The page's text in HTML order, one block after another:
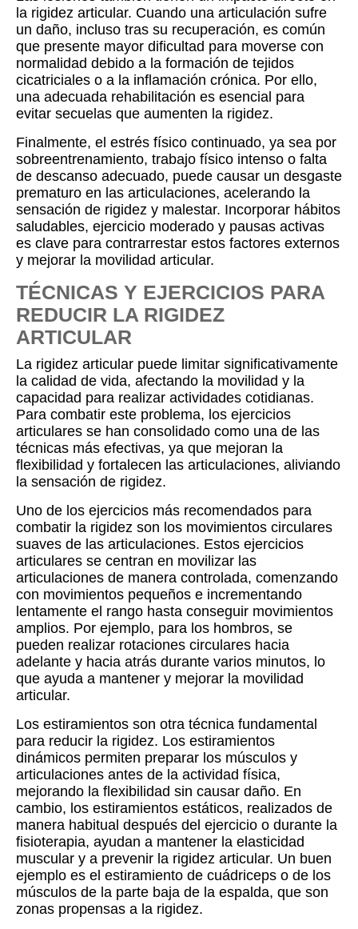
la rigidez articular. Cuando una articulación sufre
un daño, incluso tras su recuperación, es común
que presente mayor dificultad para moverse con
normalidad debido a la formación de tejidos
cicatriciales o a la inflamación crónica. Por ello,
una adecuada rehabilitación es esencial para
evitar secuelas que aumenten la rigidez.
Finalmente, el estrés físico continuado, ya sea por
sobreentrenamiento, trabajo físico intenso o falta
de descanso adecuado, puede causar un desgaste
prematuro en las articulaciones, acelerando la
sensación de rigidez y malestar. Incorporar hábitos
saludables, ejercicio moderado y pausas activas
es clave para contrarrestar estos factores externos
y mejorar la movilidad articular.
TÉCNICAS Y EJERCICIOS PARA
REDUCIR LA RIGIDEZ
ARTICULAR
La rigidez articular puede limitar significativamente
la calidad de vida, afectando la movilidad y la
capacidad para realizar actividades cotidianas.
Para combatir este problema, los ejercicios
articulares se han consolidado como una de las
técnicas más efectivas, ya que mejoran la
flexibilidad y fortalecen las articulaciones, aliviando
la sensación de rigidez.
Uno de los ejercicios más recomendados para
combatir la rigidez son los movimientos circulares
suaves de las articulaciones. Estos ejercicios
articulares se centran en movilizar las
articulaciones de manera controlada, comenzando
con movimientos pequeños e incrementando
lentamente el rango hasta conseguir movimientos
amplios. Por ejemplo, para los hombros, se
pueden realizar rotaciones circulares hacia
adelante y hacia atrás durante varios minutos, lo
que ayuda a mantener y mejorar la movilidad
articular.
Los estiramientos son otra técnica fundamental
para reducir la rigidez. Los estiramientos
dinámicos permiten preparar los músculos y
articulaciones antes de la actividad física,
mejorando la flexibilidad sin causar daño. En
cambio, los estiramientos estáticos, realizados de
manera habitual después del ejercicio o durante la
fisioterapia, ayudan a mantener la elasticidad
muscular y a prevenir la rigidez articular. Un buen
ejemplo es el estiramiento de cuádriceps o de los
músculos de la parte baja de la espalda, que son
zonas propensas a la rigidez.